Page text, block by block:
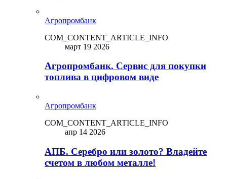
Агропромбанк
COM_CONTENT_ARTICLE_INFO
март 19 2026
Агропромбанк. Сервис для покупки
топлива в цифровом виде
Агропромбанк
COM_CONTENT_ARTICLE_INFO
апр 14 2026
АПБ. Серебро или золото? Владейте
счетом в любом металле!